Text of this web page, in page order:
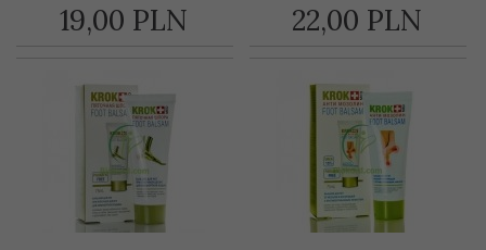
19,00 PLN 22,00 PLN